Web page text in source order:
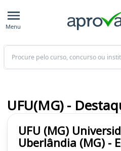
Menu
Buscar
UFU (MG)
Uberlândia (MG) -
UFU(MG) -